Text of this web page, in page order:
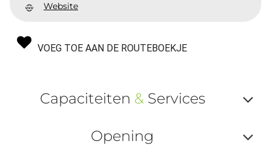
Website
VOEG TOE AAN DE ROUTEBOEKJE
Capaciteiten &Services
ou
Opening